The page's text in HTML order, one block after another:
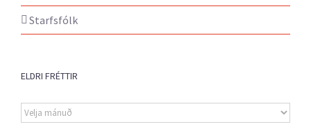
Starfsfólk
ELDRI FRÉTTIR
Eldri
fréttir